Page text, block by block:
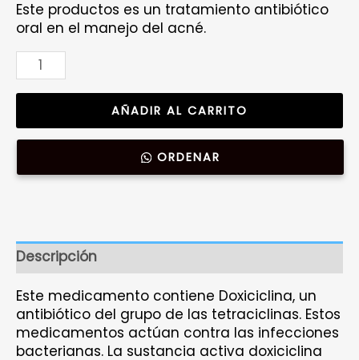
Este productos es un tratamiento antibiótico
oral en el manejo del acné.
Hiclina
|
Tratamiento
el
|
100mg
cantidad
AÑADIR AL CARRITO
ORDENAR
Descripción
Este medicamento contiene Doxiciclina, un
antibiótico del grupo de las tetraciclinas. Estos
medicamentos actúan contra las infecciones
bacterianas. La sustancia activa doxiciclina